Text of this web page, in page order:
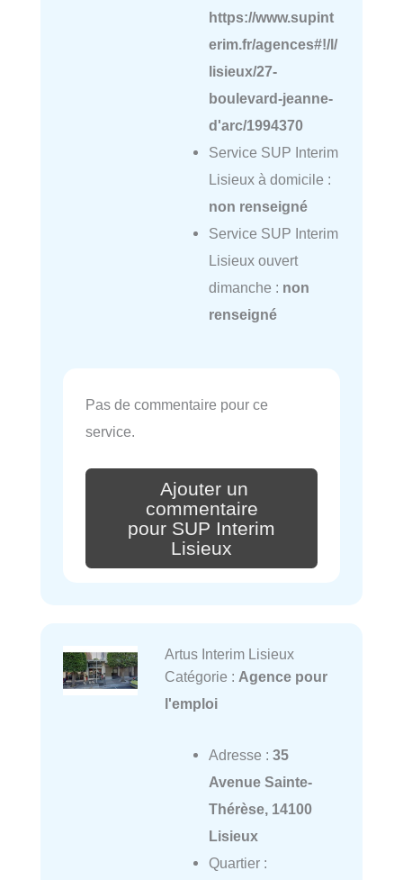
https://www.supint
erim.fr/agences#!/l/
lisieux/27-
boulevard-jeanne-
d'arc/1994370
Service SUP Interim
Lisieux à domicile :
non renseigné
Service SUP Interim
Lisieux ouvert
dimanche : non
renseigné
Pas de commentaire pour ce
service.
Ajouter un
commentaire
pour SUP Interim
Lisieux
Artus Interim Lisieux
Catégorie : Agence pour
l'emploi
Adresse : 35
Avenue Sainte-
Thérèse, 14100
Lisieux
Quartier :